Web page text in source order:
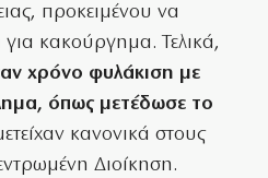
προκειμένου να
για κακούργημα. Τελικά,
χρόνο φυλάκιση με
όπως μετέδωσε το
κανονικά στους
Διοίκηση.